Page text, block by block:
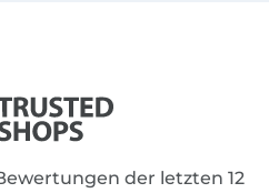
der letzten 12